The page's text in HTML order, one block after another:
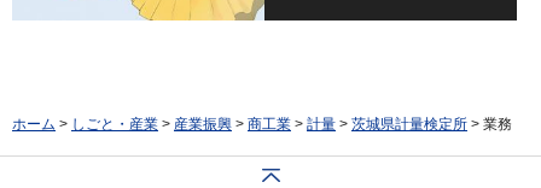
ホーム > しごと・産業 > 産業振興 > 商工業 > 計量 > 茨城県計量検定所 > 業務